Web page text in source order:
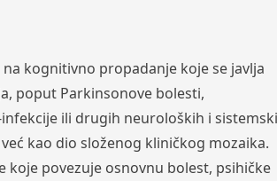
kognitivno propadanje koje se javlja
poput Parkinsonove bolesti,
ili drugih neuroloških i
kao dio složenog kliničkog mozaika.
povezuje osnovnu bolest, psihičke